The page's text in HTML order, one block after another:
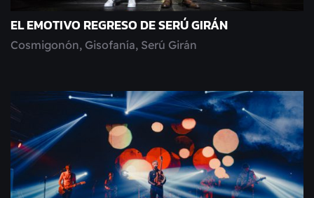
EL EMOTIVO REGRESO DE SERÚ GIRÁN
Cosmigonón, Gisofanía, Serú Girán